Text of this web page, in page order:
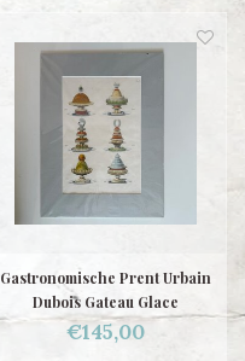
Gastronomische Prent Urbain
Dubois Gateau Glace
€145,00